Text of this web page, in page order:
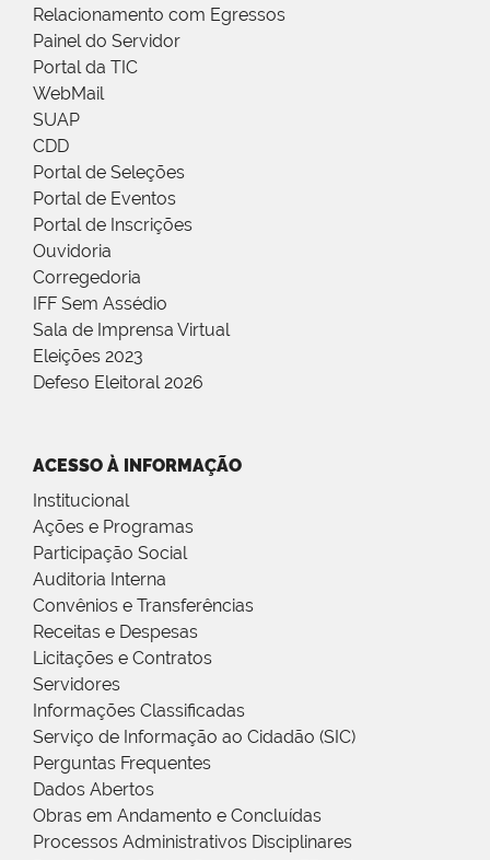
Relacionamento com Egressos
Painel do Servidor
Portal da TIC
WebMail
SUAP
CDD
Portal de Seleções
Portal de Eventos
Portal de Inscrições
Ouvidoria
Corregedoria
IFF Sem Assédio
Sala de Imprensa Virtual
Eleições 2023
Defeso Eleitoral 2026
ACESSO À INFORMAÇÃO
Institucional
Ações e Programas
Participação Social
Auditoria Interna
Convênios e Transferências
Receitas e Despesas
Licitações e Contratos
Servidores
Informações Classificadas
Serviço de Informação ao Cidadão (SIC)
Perguntas Frequentes
Dados Abertos
Obras em Andamento e Concluídas
Processos Administrativos Disciplinares